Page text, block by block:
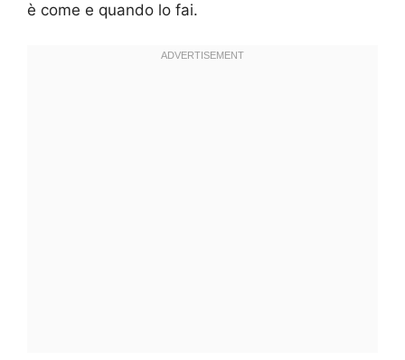
è come e quando lo fai.